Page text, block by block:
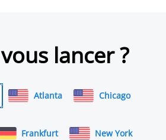
lancer ?
Atlanta Chicago
Frankfurt New York